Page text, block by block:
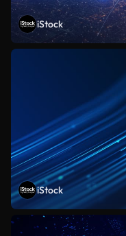
iStock
iStock